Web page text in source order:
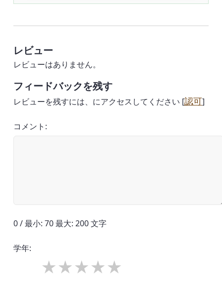
レビュー
レビューはありません。
フィードバックを残す
レビューを残すには、にアクセスしてください [認可]
コメント:
0 / 最小: 70 最大: 200 文字
学年: